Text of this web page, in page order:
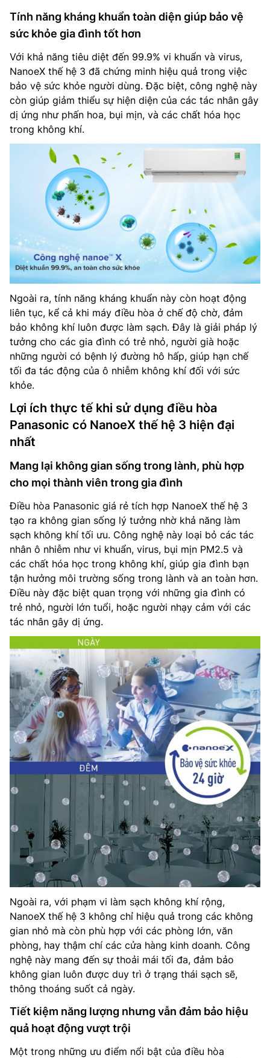
Tính năng kháng khuẩn toàn diện giúp bảo vệ
sức khỏe gia đình tốt hơn
Với khả năng tiêu diệt đến 99.9% vi khuẩn và virus,
NanoeX thế hệ 3 đã chứng minh hiệu quả trong việc
bảo vệ sức khỏe người dùng. Đặc biệt, công nghệ này
còn giúp giảm thiểu sự hiện diện của các tác nhân gây
dị ứng như phấn hoa, bụi mịn, và các chất hóa học
trong không khí.
Ngoài ra, tính năng kháng khuẩn này còn hoạt động
liên tục, kể cả khi máy điều hòa ở chế độ chờ, đảm
bảo không khí luôn được làm sạch. Đây là giải pháp lý
tưởng cho các gia đình có trẻ nhỏ, người già hoặc
những người có bệnh lý đường hô hấp, giúp hạn chế
tối đa tác động của ô nhiễm không khí đối với sức
khỏe.
Lợi ích thực tế khi sử dụng điều hòa
Panasonic có NanoeX thế hệ 3 hiện đại
nhất
Mang lại không gian sống trong lành, phù hợp
cho mọi thành viên trong gia đình
Điều hòa Panasonic giá rẻ tích hợp NanoeX thế hệ 3
tạo ra không gian sống lý tưởng nhờ khả năng làm
sạch không khí tối ưu. Công nghệ này loại bỏ các tác
nhân ô nhiễm như vi khuẩn, virus, bụi mịn PM2.5 và
các chất hóa học trong không khí, giúp gia đình bạn
tận hưởng môi trường sống trong lành và an toàn hơn.
Điều này đặc biệt quan trọng với những gia đình có
trẻ nhỏ, người lớn tuổi, hoặc người nhạy cảm với các
tác nhân gây dị ứng.
Ngoài ra, với phạm vi làm sạch không khí rộng,
NanoeX thế hệ 3 không chỉ hiệu quả trong các không
gian nhỏ mà còn phù hợp với các phòng lớn, văn
phòng, hay thậm chí các cửa hàng kinh doanh. Công
nghệ này mang đến sự thoải mái tối đa, đảm bảo
không gian luôn được duy trì ở trạng thái sạch sẽ,
thông thoáng suốt cả ngày.
Tiết kiệm năng lượng nhưng vẫn đảm bảo hiệu
quả hoạt động vượt trội
Một trong những ưu điểm nổi bật của điều hòa